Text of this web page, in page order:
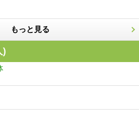
もっと見る
)